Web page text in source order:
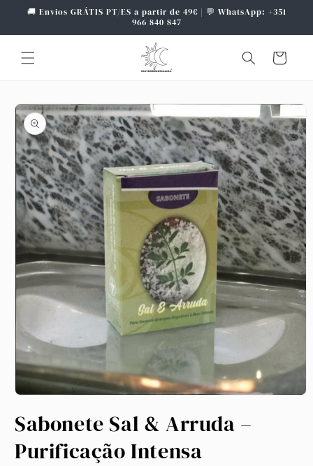
para o
🚚 Envios GRÁTIS PT/ES a partir de 49€ | 💬 WhatsApp: +351
966 840 847
Carrinho
a
informação
do produto
multimédia
1
modal
Sabonete Sal & Arruda –
Purificação Intensa